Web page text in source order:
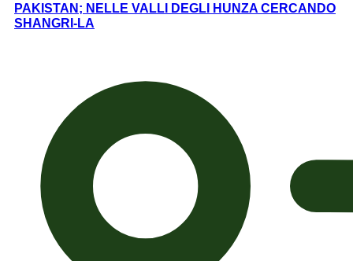
PAKISTAN; NELLE VALLI DEGLI HUNZA CERCANDO
SHANGRI-LA